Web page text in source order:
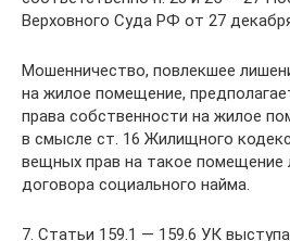
Верховного Суда РФ от 27
Мошенничество, повлекшее
на жилое помещение,
права собственности на жилое
в смысле ст. 16 Жилищного
вещных прав на такое помещение
договора социального найма.
7. Статьи 159.1 — 159.6 УК